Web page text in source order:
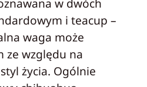
w dwóch
i teacup –
waga może
ze względu na
życia. Ogólnie